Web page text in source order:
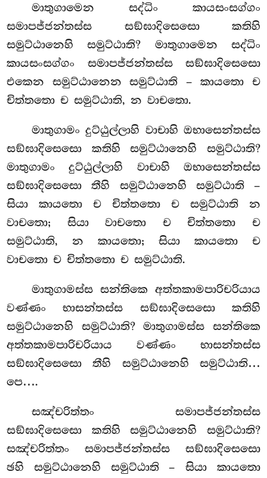
මාතුගාමෙන සද්ධිං කායසංසග්ගං
සමාපජ්ජන්තස්ස සඞ්ඝාදිසෙසො කතිහි
සමුට්ඨානෙහි සමුට්ඨාති? මාතුගාමෙන සද්ධිං
කායසංසග්ගං සමාපජ්ජන්තස්ස සඞ්ඝාදිසෙසො
එකෙන සමුට්ඨානෙන සමුට්ඨාති – කායතො ච
චිත්තතො ච සමුට්ඨාති, න වාචතො.
මාතුගාමං දුට්ඨුල්ලාහි වාචාහි ඔභාසෙන්තස්ස
සඞ්ඝාදිසෙසො කතිහි සමුට්ඨානෙහි සමුට්ඨාති?
මාතුගාමං දුට්ඨුල්ලාහි වාචාහි ඔභාසෙන්තස්ස
සඞ්ඝාදිසෙසො තීහි සමුට්ඨානෙහි සමුට්ඨාති –
සියා කායතො ච චිත්තතො ච සමුට්ඨාති න
වාචතො; සියා වාචතො ච චිත්තතො ච
සමුට්ඨාති, න කායතො; සියා කායතො ච
වාචතො ච චිත්තතො ච සමුට්ඨාති.
මාතුගාමස්ස සන්තිකෙ අත්තකාමපාරිචරියාය
වණ්ණං භාසන්තස්ස සඞ්ඝාදිසෙසො කතිහි
සමුට්ඨානෙහි සමුට්ඨාති? මාතුගාමස්ස සන්තිකෙ
අත්තකාමපාරිචරියාය වණ්ණං භාසන්තස්ස
සඞ්ඝාදිසෙසො තීහි සමුට්ඨානෙහි සමුට්ඨාති…
පෙ….
සඤ්චරිත්තං සමාපජ්ජන්තස්ස
සඞ්ඝාදිසෙසො කතිහි සමුට්ඨානෙහි සමුට්ඨාති?
සඤ්චරිත්තං සමාපජ්ජන්තස්ස සඞ්ඝාදිසෙසො
ඡහි සමුට්ඨානෙහි සමුට්ඨාති – සියා කායතො